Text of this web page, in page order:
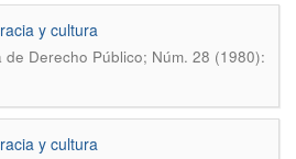
y cultura
de Derecho Público; Núm. 28 (1980):
y cultura